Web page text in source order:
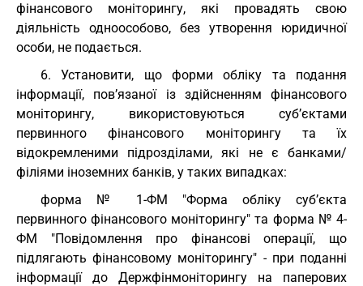
фінансового моніторингу, які провадять свою
діяльність одноособово, без утворення юридичної
особи, не подається.
6. Установити, що форми обліку та подання
інформації, пов’язаної із здійсненням фінансового
моніторингу, використовуються суб’єктами
первинного фінансового моніторингу та їх
відокремленими підрозділами, які не є банками/
філіями іноземних банків, у таких випадках:
форма № 1-ФМ "Форма обліку суб’єкта
первинного фінансового моніторингу" та форма № 4-
ФМ "Повідомлення про фінансові операції, що
підлягають фінансовому моніторингу" - при поданні
інформації до Держфінмоніторингу на паперових